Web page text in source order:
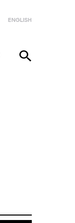
ENGLISH